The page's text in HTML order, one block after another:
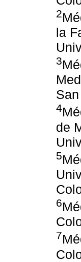
2
la
3
4
de
5
6
7